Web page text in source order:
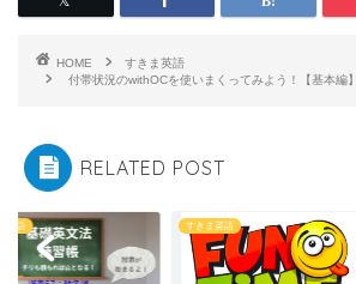
HOME
すきま英語
付帯状況のwithOCを使いまくってみよう！【基本編】
RELATED POST
英語 すきま英語